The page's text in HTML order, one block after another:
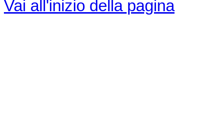
Vai all'inizio della pagina